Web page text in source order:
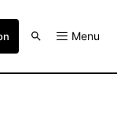
Menu